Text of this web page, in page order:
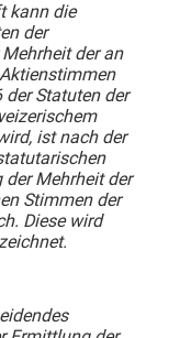
kann die
der
der an
Statuten der
ist nach der
Mehrheit der
Stimmen der
Diese wird